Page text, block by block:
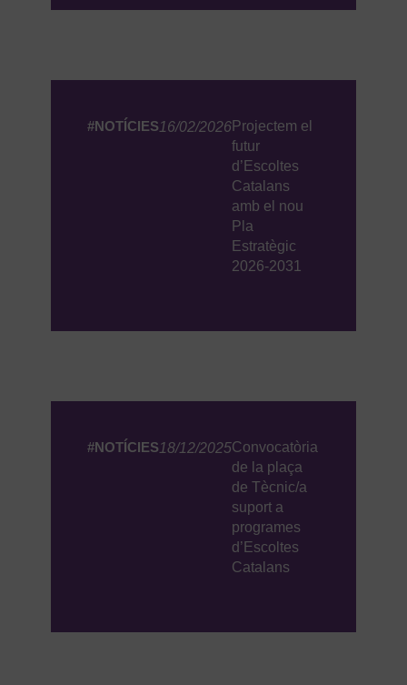
#NOTÍCIES16/02/2026Projectem el
futur
d’Escoltes
Catalans
amb el nou
Pla
Estratègic
2026-2031
#NOTÍCIES18/12/2025Convocatòria
de la plaça
de Tècnic/a
suport a
programes
d’Escoltes
Catalans